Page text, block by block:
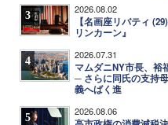
3 2026.08.02
【名画座リバティ
リンカーン』
4 2026.07.31
マムダニNY市長、裕
─ さらに同氏の支持
義へばく進
5 2026.08.06